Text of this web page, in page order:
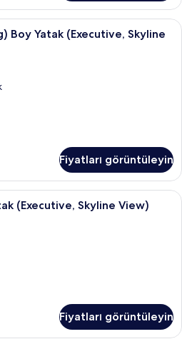
Club Oda, 1 En Büyük (King) Boy
Boy Yatak (Executive, Skyline
Fiyatları görüntüleyin
Club Oda, 2 Tek Kişilik Yatak
(Executive, Skyline View)
Fiyatları görüntüleyin